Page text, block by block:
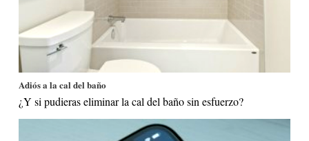
Adiós a la cal del baño
¿Y si pudieras eliminar la cal del baño sin esfuerzo?